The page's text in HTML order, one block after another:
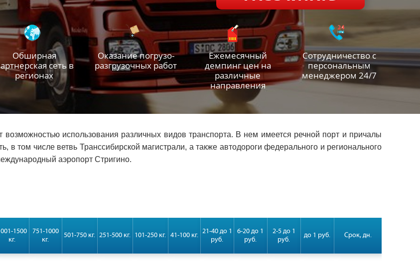
Обширная
сеть в
регионах
Оказание погрузо-
разгрузочных работ
Ежемесячный
демпинг цен на
различные
направления
Сотрудничество с
персональным
менеджером 24/7
возможностью использования различных видов транспорта. В нем имеется речной порт и причалы
в том числе ветвь Транссибирской магистрали, а также автодороги федерального и регионального
аэропорт Стригино.
1500
кг.
751-1000
кг.
501-750 кг. 251-500 кг. 101-250 кг. 41-100 кг. 21-40 до 1
руб.
6-20 до 1
руб.
2-5 до 1
руб.
до 1 руб. Срок, дн.